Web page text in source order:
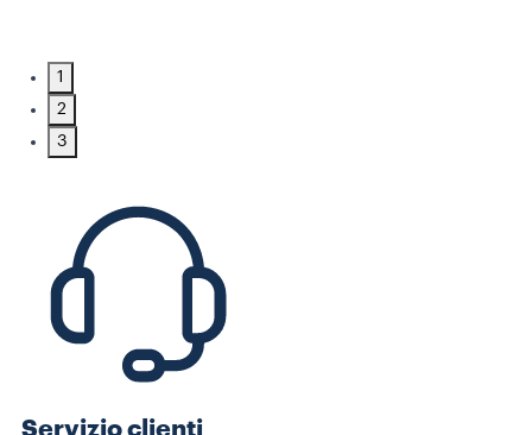
1
2
3
Servizio clienti